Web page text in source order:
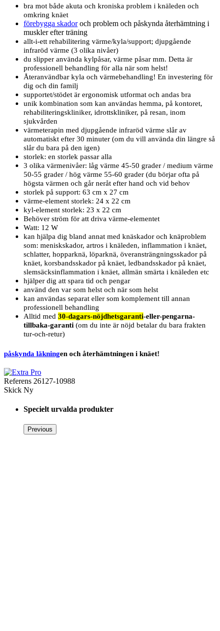
bra mot både akuta och kroniska problem i knäleden och
omkring knäet
förebygga skadoroch problem och påskynda återhämtning i
muskler efter träning
allt-i-ett rehabilitering värme/kyla/support; djupgående
infraröd värme (3 olika nivåer)
du slipper använda kylpåsar, värme påsar mm. Detta är
professionell behandling för alla när som helst!
Återanvändbar kyla och värmebehandling! En investering för
dig och din familj
supportet/stödet är ergonomisk utformat och andas bra
unik kombination som kan användas hemma, på kontoret,
rehabiliteringskliniker, idrottskliniker, på resan, inom
sjukvården
värmeterapin med djupgående infraröd värme slår av
automatiskt efter 30 minuter (om du vill använda din längre så
slår du bara på den igen)
storlek: en storlek passar alla
3 olika värmenivåer: låg värme 45-50 grader / medium värme
50-55 grader / hög värme 55-60 grader (du börjar ofta på
högsta värmen och går neråt efter hand och vid behov
storlek på support: 63 cm x 27 cm
värme-element storlek: 24 x 22 cm
kyl-element storlek: 23 x 22 cm
Behöver ström för att driva värme-elementet
Watt: 12 W
kan hjälpa dig bland annat med knäskador och knäproblem
som: meniskskador, artros i knäleden, inflammation i knäet,
schlatter, hopparknä, löparknä, överansträngningsskador på
knäet, korsbandsskador på knäet, ledbandsskador på knäet,
slemsäcksinflammation i knäet, allmän smärta i knäleden etc
hjälper dig att spara tid och pengar
använd den var som helst och när som helst
kan användas separat eller som komplement till annan
professionell behandling
Alltid med 30-dagars-nöjdhetsgaranti-eller-pengarna-
tillbaka-garanti (om du inte är nöjd betalar du bara frakten
tur-och-retur)
påskynda läkningen och återhämtningen i knäet!
Referens 26127-10988
Skick Ny
Specielt urvalda produkter
Previous